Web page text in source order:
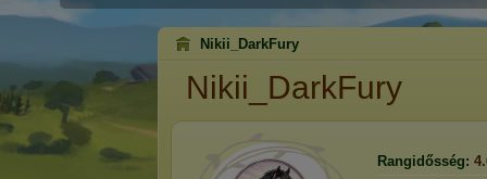
Nikii_DarkFury
Nikii_DarkFury
Rangidősség: